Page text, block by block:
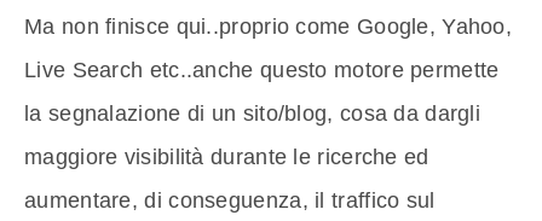
Ma non finisce qui..proprio come Google, Yahoo,
Live Search etc..anche questo motore permette
la segnalazione di un sito/blog, cosa da dargli
maggiore visibilità durante le ricerche ed
aumentare, di conseguenza, il traffico sul